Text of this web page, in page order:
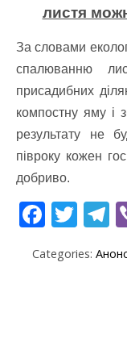
листя
За словами
спалюванню
присадибних
компостну яму і
результату не
півроку кожен
добриво.
F
e
T
itt
T
e
Categories: